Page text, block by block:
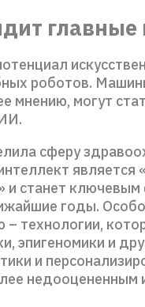
роботов.
мнению, могут
сферу
и станет
годы.
– технологии,
эпигеномики и
и